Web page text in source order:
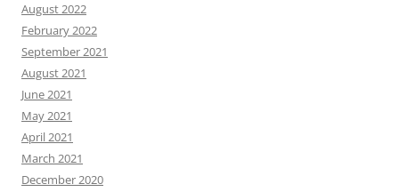
August 2022
February 2022
September 2021
August 2021
June 2021
May 2021
April 2021
March 2021
December 2020